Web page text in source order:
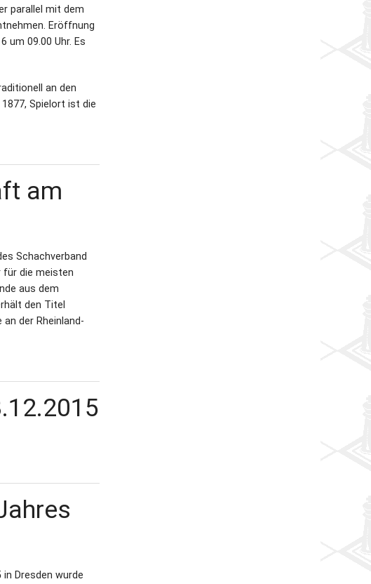
parallel mit dem
Eröffnung
um 09.00 Uhr. Es
an den
Spielort ist die
am
Schachverband
für die meisten
aus dem
den Titel
der Rheinland-
Dresden wurde